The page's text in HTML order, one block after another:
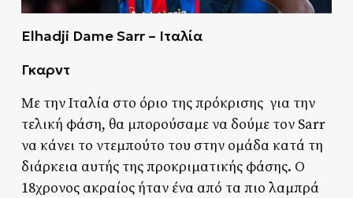
Elhadji Dame Sarr – Ιταλία
Γκαρντ
Με την Ιταλία στο όριο της πρόκρισης για την
τελική φάση, θα μπορούσαμε να δούμε τον Sarr
να κάνει το ντεμπούτο του στην ομάδα κατά τη
διάρκεια αυτής της προκριματικής φάσης. Ο
18χρονος ακραίος ήταν ένα από τα πιο λαμπρά